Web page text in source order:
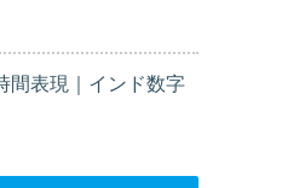
間表現｜インド数字